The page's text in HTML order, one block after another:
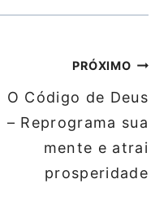
PRÓXIMO
O Código de Deus
– Reprograma sua
mente e atrai
prosperidade